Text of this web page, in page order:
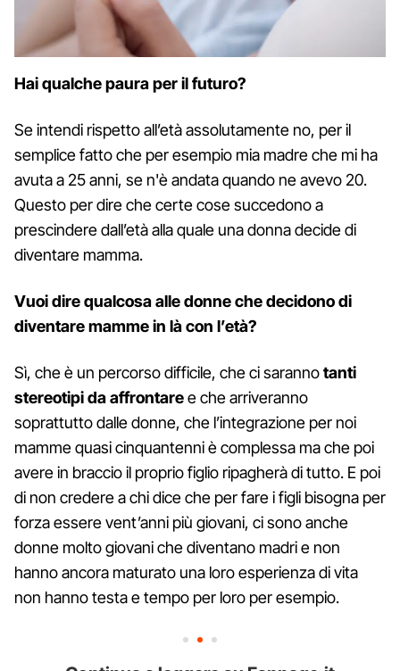
Hai qualche paura per il futuro?
Se intendi rispetto all’età assolutamente no, per il
semplice fatto che per esempio mia madre che mi ha
avuta a 25 anni, se n'è andata quando ne avevo 20.
Questo per dire che certe cose succedono a
prescindere dall’età alla quale una donna decide di
diventare mamma.
Vuoi dire qualcosa alle donne che decidono di
diventare mamme in là con l’età?
Sì, che è un percorso difficile, che ci sarannotanti
stereotipi da affrontaree che arriveranno
soprattutto dalle donne, che l’integrazione per noi
mamme quasi cinquantenni è complessa ma che poi
avere in braccio il proprio figlio ripagherà di tutto. E poi
di non credere a chi dice che per fare i figli bisogna per
forza essere vent’anni più giovani, ci sono anche
donne molto giovani che diventano madri e non
hanno ancora maturato una loro esperienza di vita
non hanno testa e tempo per loro per esempio.